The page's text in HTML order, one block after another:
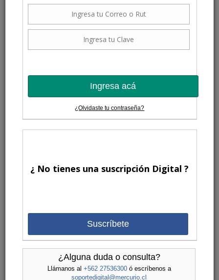
Ingresa acá
¿Olvidaste tu contraseña?
¿ No tienes una suscripción Digital ?
Suscríbete
¿Alguna duda o consulta?
Llámanos al +562 27536300ó escríbenos a
soportedigital@mercurio.cl